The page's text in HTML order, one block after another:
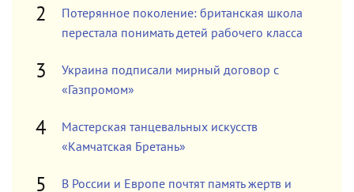
Потерянное поколение: британская школа
перестала понимать детей рабочего класса
Украина подписали мирный договор с
«Газпромом»
Мастерская танцевальных искусств
«Камчатская Бретань»
В России и Европе почтят память жертв и